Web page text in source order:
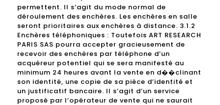
permettent. Il s’agit du mode normal de
déroulement des enchères. Les enchères en salle
seront prioritaires aux enchères à distance. 3.1.2
Enchères téléphoniques : Toutefois ART RESEARCH
PARIS SAS pourra accepter gracieusement de
recevoir des enchères par téléphone d’un
acquéreur potentiel qui se sera manifesté au
minimum 24 heures avant la vente en d��clinant
son identité, une copie de sa pièce d’identité et
un justificatif bancaire. Il s’agit d’un service
proposé par l’opérateur de vente qui ne saurait